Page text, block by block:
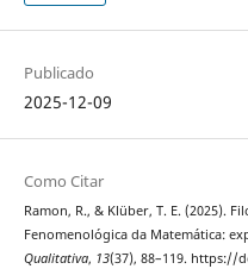
Publicado
2025-12-09
Como Citar
Ramon, R., & Klüber, T. E. (2025).
Fenomenológica da Matemática:
Qualitativa, 13(37), 88–119. https://